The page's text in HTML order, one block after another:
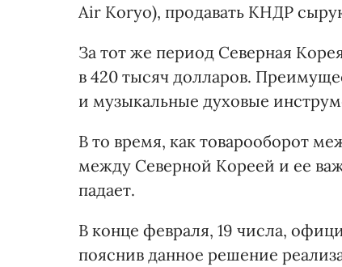
Air Koryo), продавать КНДР
За тот же период Северная
в 420 тысяч долларов.
и музыкальные духовые
В то время, как товарооборот
между Северной Кореей и ее
падает.
В конце февраля, 19 числа,
пояснив данное решение